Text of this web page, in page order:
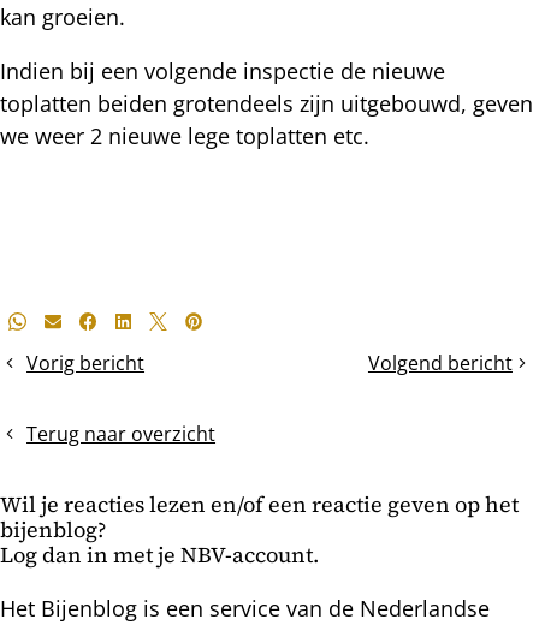
kan groeien.
Indien bij een volgende inspectie de nieuwe
toplatten beiden grotendeels zijn uitgebouwd, geven
we weer 2 nieuwe lege toplatten etc.
Deel
bericht
Whatsapp
E-mailFacebook
LinkedIn
X Pinterest
Vorig bericht
Sleedoornbloesem Volgend bericht
Controle
Terug naar overzicht
Wil je reacties lezen en/of een reactie geven op het
bijenblog?
Log dan in met je NBV-account.
Het Bijenblog is een service van de Nederlandse